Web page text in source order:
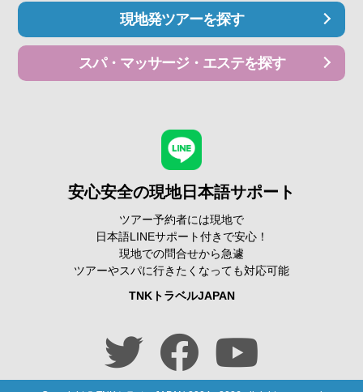
現地発ツアーを探す
スパ・マッサージ・エステを探す
安心安全の現地日本語サポート
ツアー予約者には現地で
日本語LINEサポート付きで安心！
現地での問合せから急遽
ツアーやスパに行きたくなっても対応可能
TNKトラベルJAPAN